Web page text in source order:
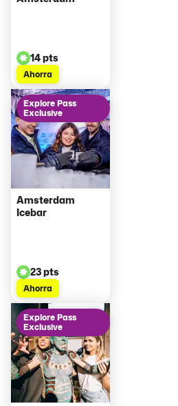
14 pts
Ahorra
Explore Pass
Exclusive
Amsterdam
Icebar
23 pts
Ahorra
Explore Pass
Exclusive